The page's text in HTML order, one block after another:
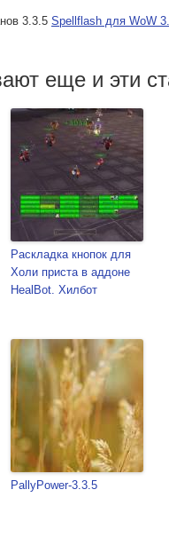
3.3.5 Spellflash для WoW
еще и эти
Раскладка кнопок для
Холи приста в аддоне
HealBot. Хилбот
PallyPower-3.3.5